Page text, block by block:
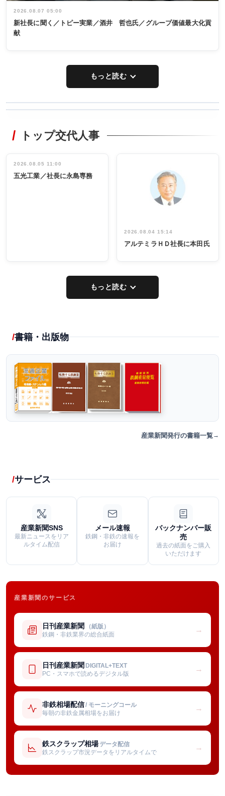
2026.08.07 05:00
新社長に聞く／トピー実業／酒井 哲也氏／グループ価値最大化貢
献
もっと読む
非鉄業界で
インタビュ
ー／社内ア
タックトレー
祝う 業界関
係者ら220人
出席
トップ交代人事
2026.08.05 11:00
五光工業／社長に永島専務
2026.08.04 15:14
アルテミラＨＤ社長に本田氏
もっと読む
書籍・出版物
産業新聞発行の書籍一覧
サービス
産業新聞SNS
最新ニュースをリア
ルタイム配信
メール速報
鉄鋼・非鉄の速報を
お届け
バックナンバー販
売
過去の紙面をご購入
いただけます
産業新聞のサービス
日刊産業新聞 （紙版）
鉄鋼・非鉄業界の総合紙面
→
日刊産業新聞 DIGITAL+TEXT
PC・スマホで読めるデジタル版
→
非鉄相場配信/ モーニングコール
毎朝の非鉄金属相場をお届け
→
鉄スクラップ相場 データ配信
鉄スクラップ市況データをリアルタイムで
→